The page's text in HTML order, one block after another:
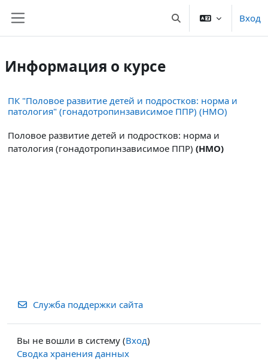
Изменить данныеВход
Информация о курсе
ПК "Половое развитие детей и подростков: норма и
патология" (гонадотропинзависимое ППР) (НМО)
Половое развитие детей и подростков: норма и
патология (гонадотропинзависимое ППР) (НМО)
Служба поддержки сайта
Вы не вошли в систему (Вход)
Сводка хранения данных